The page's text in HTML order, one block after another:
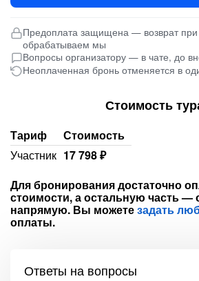
Предоплата защищена — возврат
обрабатываем мы
Вопросы организатору — в чате, до
Неоплаченная бронь отменяется в
Стоимость
Тариф
Стоимость
Участник 17 798 ₽
Для бронирования достаточно
стоимости, а остальную часть —
напрямую. Вы можетезадать
оплаты.
Ответы на вопросы